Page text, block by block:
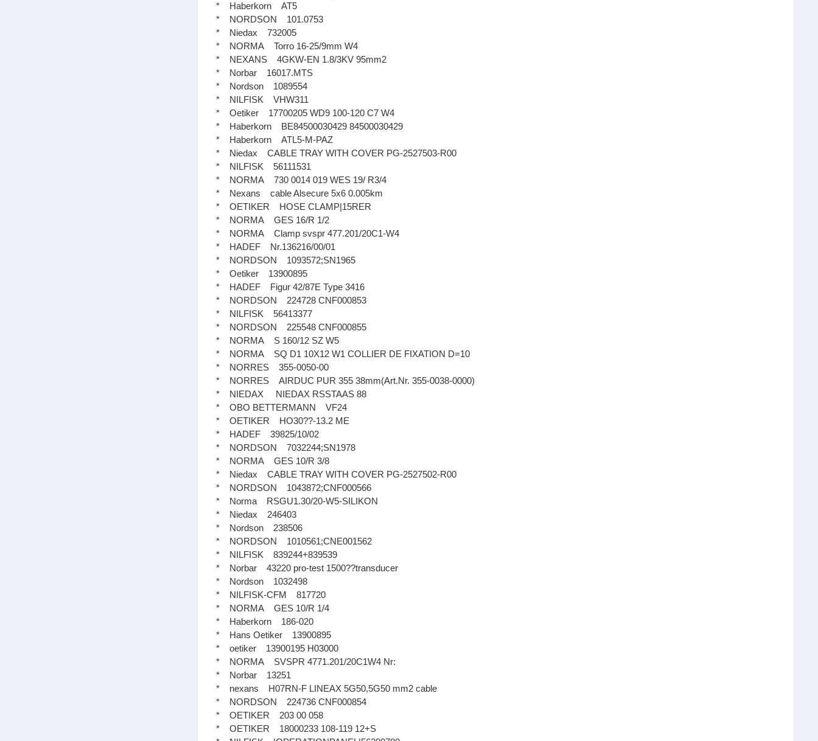
* Haberkorn AT5
* NORDSON 101.0753
* Niedax 732005
* NORMA Torro 16-25/9mm W4
* NEXANS 4GKW-EN 1.8/3KV 95mm2
* Norbar 16017.MTS
* Nordson 1089554
* NILFISK VHW311
* Oetiker 17700205 WD9 100-120 C7 W4
* Haberkorn BE84500030429 84500030429
* Haberkorn ATL5-M-PAZ
* Niedax CABLE TRAY WITH COVER PG-2527503-R00
* NILFISK 56111531
* NORMA 730 0014 019 WES 19/ R3/4
* Nexans cable Alsecure 5x6 0.005km
* OETIKER HOSE CLAMP|15RER
* NORMA GES 16/R 1/2
* NORMA Clamp svspr 477.201/20C1-W4
* HADEF Nr.136216/00/01
* NORDSON 1093572;SN1965
* Oetiker 13900895
* HADEF Figur 42/87E Type 3416
* NORDSON 224728 CNF000853
* NILFISK 56413377
* NORDSON 225548 CNF000855
* NORMA S 160/12 SZ W5
* NORMA SQ D1 10X12 W1 COLLIER DE FIXATION D=10
* NORRES 355-0050-00
* NORRES AIRDUC PUR 355 38mm(Art.Nr. 355-0038-0000)
* NIEDAX NIEDAX RSSTAAS 88
* OBO BETTERMANN VF24
* OETIKER HO30??-13.2 ME
* HADEF 39825/10/02
* NORDSON 7032244;SN1978
* NORMA GES 10/R 3/8
* Niedax CABLE TRAY WITH COVER PG-2527502-R00
* NORDSON 1043872;CNF000566
* Norma RSGU1.30/20-W5-SILIKON
* Niedax 246403
* Nordson 238506
* NORDSON 1010561;CNE001562
* NILFISK 839244+839539
* Norbar 43220 pro-test 1500??transducer
* Nordson 1032498
* NILFISK-CFM 817720
* NORMA GES 10/R 1/4
* Haberkorn 186-020
* Hans Oetiker 13900895
* oetiker 13900195 H03000
* NORMA SVSPR 4771.201/20C1W4 Nr:
* Norbar 13251
* nexans H07RN-F LINEAX 5G50,5G50 mm2 cable
* NORDSON 224736 CNF000854
* OETIKER 203 00 058
* OETIKER 18000233 108-119 12+S